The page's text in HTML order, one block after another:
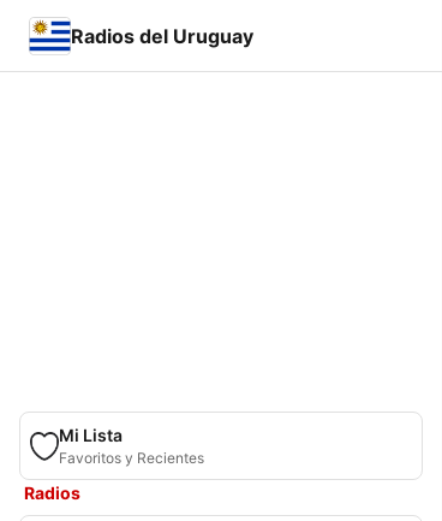
Radios del Uruguay
Mi Lista
Favoritos y Recientes
Radios